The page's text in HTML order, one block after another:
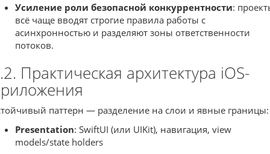
Усиление роли безопасной конкуррентности:
всё чаще вводят строгие правила работы с
асинхронностью и разделяют зоны ответственности
потоков.
Практическая архитектура iOS-
паттерн — разделение на слои и явные границы:
Presentation: SwiftUI (или UIKit), навигация, view
models/state holders